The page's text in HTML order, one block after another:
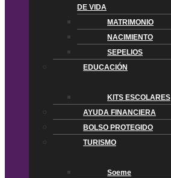
DE VIDA
MATRIMONIO
NACIMIENTO
SEPELIOS
EDUCACIÓN
KITS ESCOLARES
AYUDA FINANCIERA
BOLSO PROTEGIDO
TURISMO
Soeme